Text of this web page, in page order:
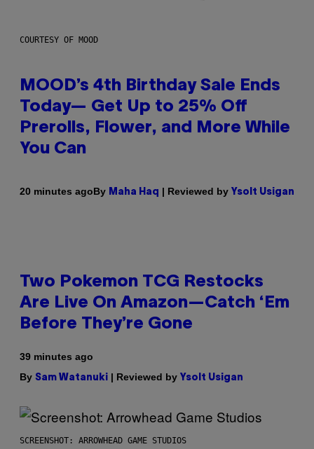
COURTESY OF MOOD
MOOD’s 4th Birthday Sale Ends
Today— Get Up to 25% Off
Prerolls, Flower, and More While
You Can
20 minutes agoBy Maha Haq | Reviewed by Ysolt Usigan
Two Pokemon TCG Restocks
Are Live On Amazon—Catch ‘Em
Before They’re Gone
39 minutes ago
By Sam Watanuki | Reviewed by Ysolt Usigan
SCREENSHOT: ARROWHEAD GAME STUDIOS